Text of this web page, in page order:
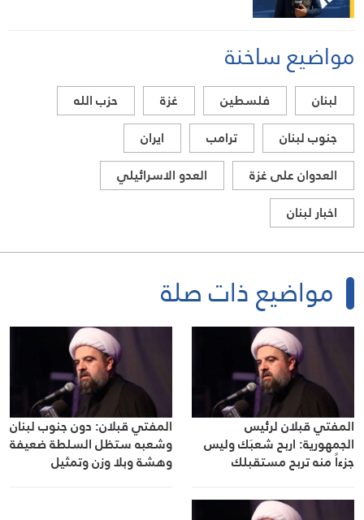
مواضيع ساخنة
لبنان فلسطين غزة
حزب الله
جنوب لبنان
ترامب
ايران
العدوان على غزة
العدو الاسرائيلي
اخبار لبنان
مواضيع ذات صلة
المفتي قبلان لرئيس
الجمهورية: اربح شعبَك وليس
جزءاً منه تربح مستقبلك
المفتي قبلان: دون جنوب لبنان
وشعبه ستظل السلطة ضعيفة
وهشة وبلا وزن وتمثيل